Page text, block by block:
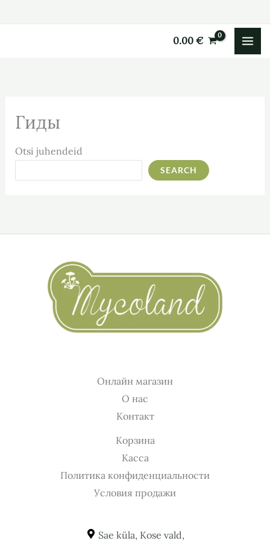
0.00€
Гиды
Otsi juhendeid
SEARCH
Онлайн магазин
О нас
Контакт
Корзина
Касса
Политика конфиденциальности
Условия продажи
Sae küla, Kose vald,